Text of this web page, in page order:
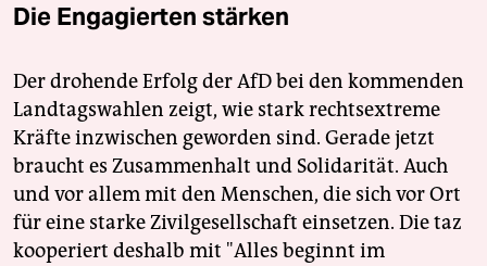
Die Engagierten stärken
Der drohende Erfolg der AfD bei den kommenden
Landtagswahlen zeigt, wie stark rechtsextreme
Kräfte inzwischen geworden sind. Gerade jetzt
braucht es Zusammenhalt und Solidarität. Auch
und vor allem mit den Menschen, die sich vor Ort
für eine starke Zivilgesellschaft einsetzen. Die taz
kooperiert deshalb mit "Alles beginnt im